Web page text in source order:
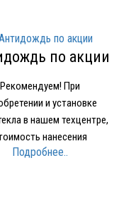
по акции
Рекомендуем! При
и установке
в нашем техцентре,
нанесения
для стекол
Подробнее..